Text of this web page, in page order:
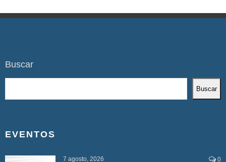
Buscar
Buscar
EVENTOS
7 agosto, 2026 0